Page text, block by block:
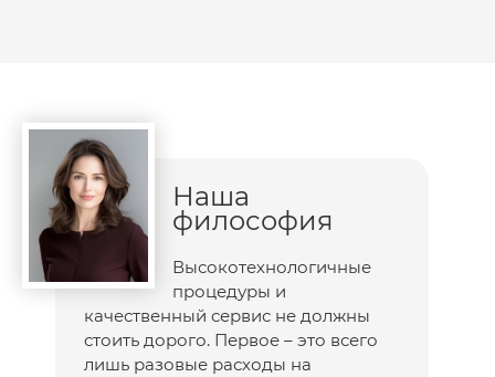
Наша
философия
Высокотехнологичные
процедуры и
качественный сервис не должны
стоить дорого. Первое – это всего
лишь разовые расходы на